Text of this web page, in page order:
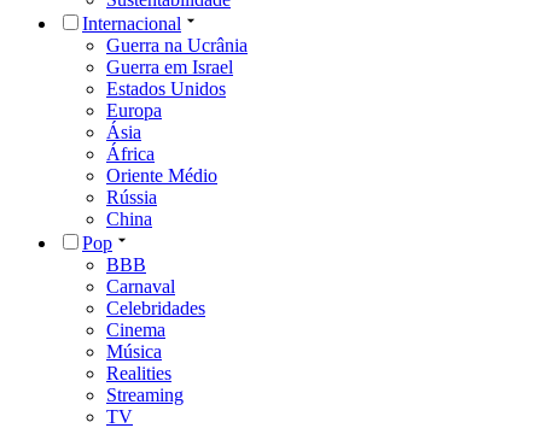
Internacional
Guerra na Ucrânia
Guerra em Israel
Estados Unidos
Europa
Ásia
África
Oriente Médio
Rússia
China
Pop
BBB
Carnaval
Celebridades
Cinema
Música
Realities
Streaming
TV